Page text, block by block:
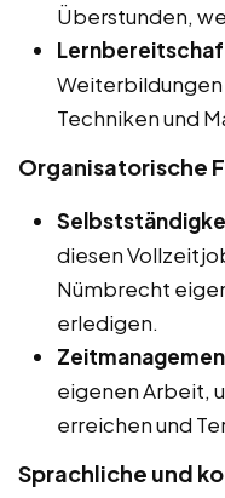
Überstunden,
Weiterbildungen
Techniken und
Organisatorische
diesen
Nümbrecht
erledigen.
eigenen Arbeit,
erreichen und
Sprachliche und